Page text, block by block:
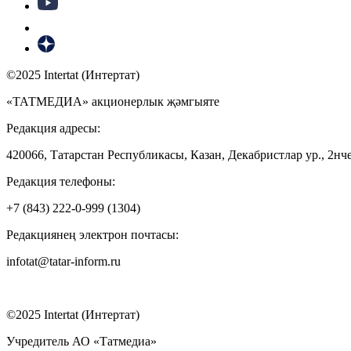
©2025 Intertat (Интертат)
«ТАТМЕДИА» акционерлык җәмгыяте
Редакция адресы:
420066, Татарстан Республикасы, Казан, Декабристлар ур.,
Редакция телефоны:
+7 (843) 222-0-999 (1304)
Редакциянең электрон почтасы:
infotat@tatar-inform.ru
©2025 Intertat (Интертат)
Учредитель АО «Татмедиа»